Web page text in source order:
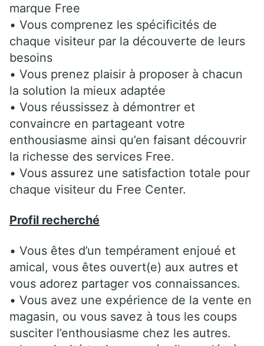
marque Free
• Vous comprenez les spécificités de
chaque visiteur par la découverte de leurs
besoins
• Vous prenez plaisir à proposer à chacun
la solution la mieux adaptée
• Vous réussissez à démontrer et
convaincre en partageant votre
enthousiasme ainsi qu’en faisant découvrir
la richesse des services Free.
• Vous assurez une satisfaction totale pour
chaque visiteur du Free Center.
Profil recherché
• Vous êtes d’un tempérament enjoué et
amical, vous êtes ouvert(e) aux autres et
vous adorez partager vos connaissances.
• Vous avez une expérience de la vente en
magasin, ou vous savez à tous les coups
susciter l’enthousiasme chez les autres.